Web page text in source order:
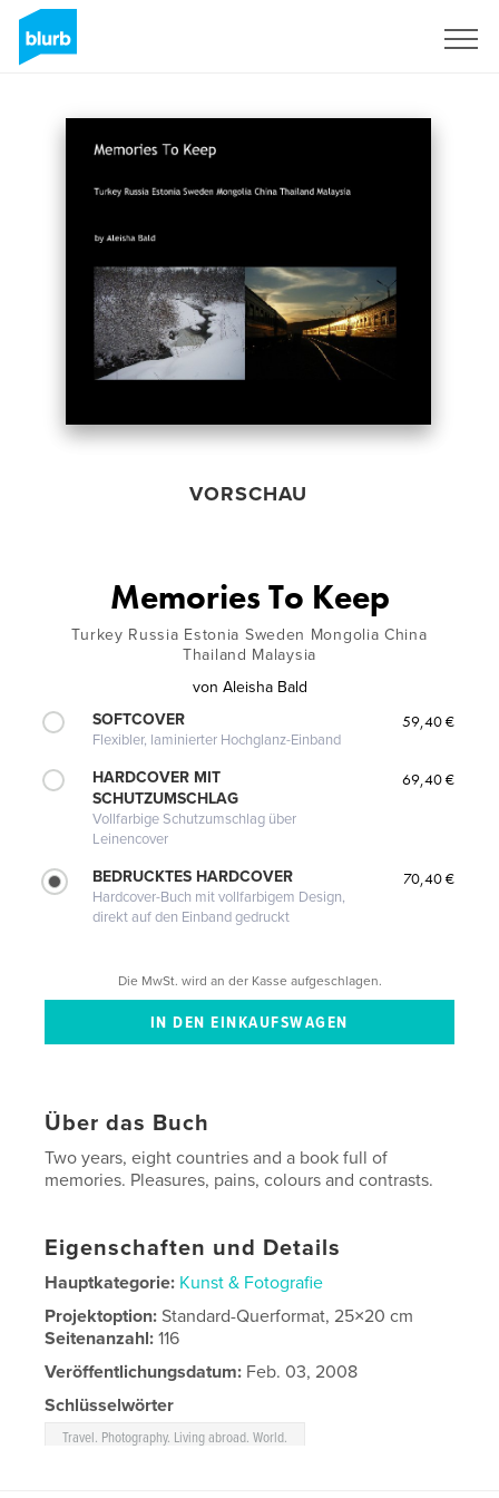
VORSCHAU
Memories To Keep
Turkey Russia Estonia Sweden Mongolia China
Thailand Malaysia
von Aleisha Bald
SOFTCOVER
Flexibler, laminierter Hochglanz-Einband
59,40 €
HARDCOVER MIT
SCHUTZUMSCHLAG
Vollfarbige Schutzumschlag über
Leinencover
69,40 €
BEDRUCKTES HARDCOVER
Hardcover-Buch mit vollfarbigem Design,
direkt auf den Einband gedruckt
70,40 €
Die MwSt. wird an der Kasse aufgeschlagen.
Über das Buch
Two years, eight countries and a book full of
memories. Pleasures, pains, colours and contrasts.
Eigenschaften und Details
Hauptkategorie: Kunst & Fotografie
Projektoption:Standard-Querformat, 25×20 cm
Seitenanzahl:116
Veröffentlichungsdatum: Feb. 03, 2008
Schlüsselwörter
Travel. Photography. Living abroad. World.